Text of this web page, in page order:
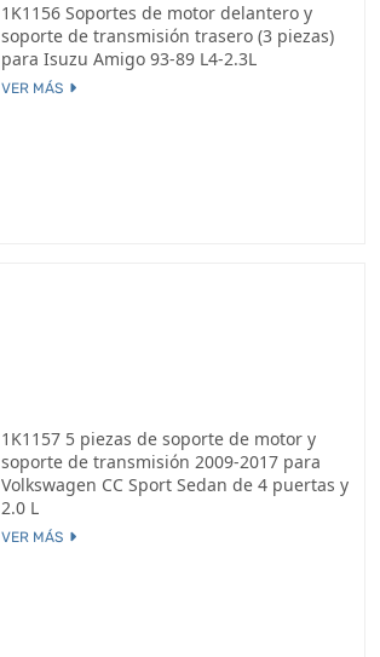
1K1156 Soportes de motor delantero y
soporte de transmisión trasero (3 piezas)
para Isuzu Amigo 93-89 L4-2.3L
VER MÁS
1K1157 5 piezas de soporte de motor y
soporte de transmisión 2009-2017 para
Volkswagen CC Sport Sedan de 4 puertas y
2.0 L
VER MÁS